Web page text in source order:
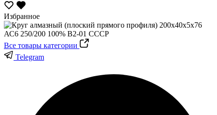
Избранное
Все товары категории
Telegram